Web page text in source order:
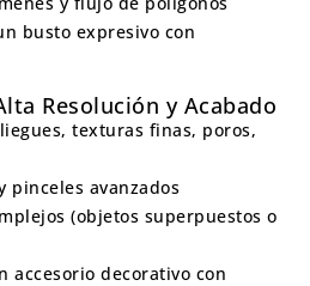
busto expresivo con
Resolución y Acabado
texturas finas, poros,
pinceles avanzados
(objetos superpuestos o
accesorio decorativo con